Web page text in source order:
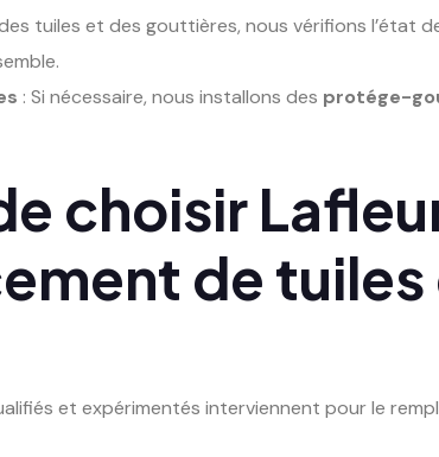
tuiles et des gouttières, nous vérifions l’état
: Si nécessaire, nous installons des protége-
choisir
de
et expérimentés interviennent pour le